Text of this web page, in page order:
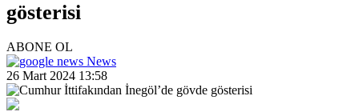
gösterisi
ABONE OL
News
26 Mart 2024 13:58